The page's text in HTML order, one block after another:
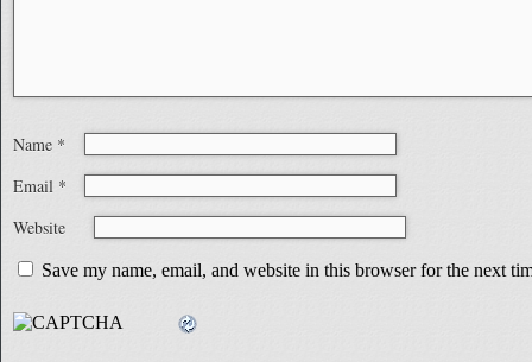
Name *
Email *
Website
Save my name, email, and website in this browser for the next